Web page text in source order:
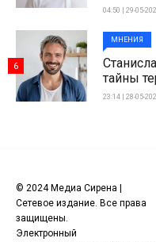
04:50 | 29-05-
МНЕНИЯ
тайны
23:14 | 28-05-
6
© 2024 Медиа Сирена |
Сетевое издание. Все права
защищены.
Электронный